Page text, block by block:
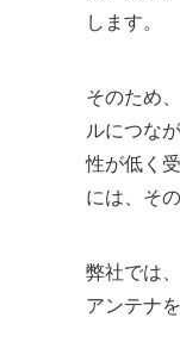
します。
そのため
ルにつな
性が低く
には、そ
弊社では
アンテナ